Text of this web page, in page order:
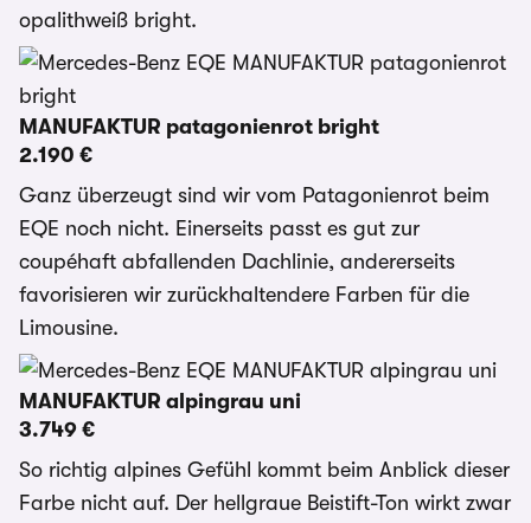
opalithweiß bright.
MANUFAKTUR patagonienrot bright
2.190 €
Ganz überzeugt sind wir vom Patagonienrot beim
EQE noch nicht. Einerseits passt es gut zur
coupéhaft abfallenden Dachlinie, andererseits
favorisieren wir zurückhaltendere Farben für die
Limousine.
MANUFAKTUR alpingrau uni
3.749 €
So richtig alpines Gefühl kommt beim Anblick dieser
Farbe nicht auf. Der hellgraue Beistift-Ton wirkt zwar